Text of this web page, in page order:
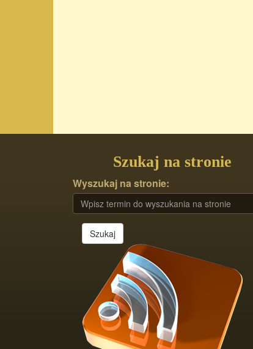
Szukaj na stronie
Wyszukaj na stronie:
Szukaj